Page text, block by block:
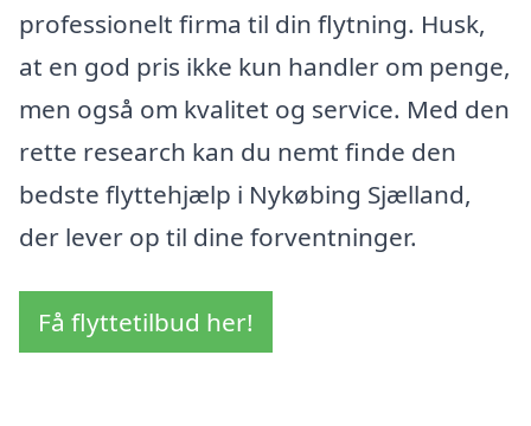
professionelt firma til din flytning. Husk,
at en god pris ikke kun handler om penge,
men også om kvalitet og service. Med den
rette research kan du nemt finde den
bedste flyttehjælp i Nykøbing Sjælland,
der lever op til dine forventninger.
Få flyttetilbud her!